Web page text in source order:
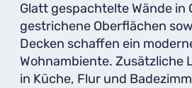
Glatt gespachtelte Wände in
gestrichene Oberflächen
Decken schaffen ein
Wohnambiente. Zusätzliche
in Küche, Flur und